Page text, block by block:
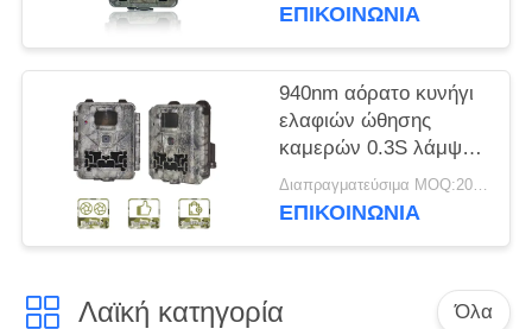
ΕΠΙΚΟΙΝΩΝΙΑ
940nm αόρατο κυνήγι
ελαφιών ώθησης
καμερών 0.3S λάμψης
υπαίθριο
Διαπραγματεύσιμα MOQ:20pcs
ΕΠΙΚΟΙΝΩΝΙΑ
Λαϊκή κατηγορία Όλα